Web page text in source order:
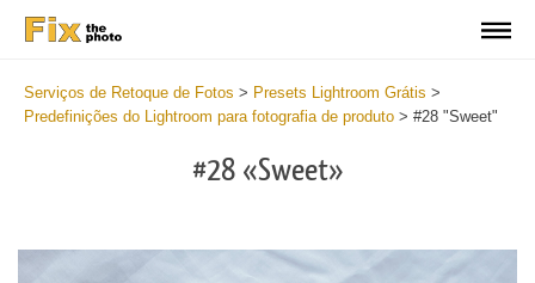
Serviços de Retoque de Fotos > Presets Lightroom Grátis >
Predefinições do Lightroom para fotografia de produto > #28 "Sweet"
#28 «Sweet»